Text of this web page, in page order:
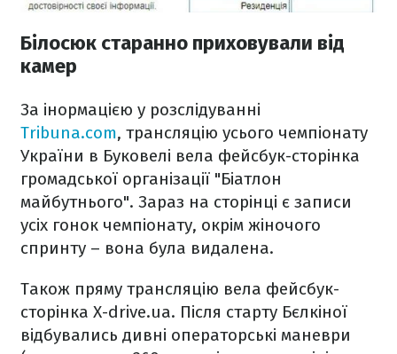
Білосюк старанно приховували від
камер
За інормацією у розслідуванні
Tribuna.com, трансляцію усього чемпіонату
України в Буковелі вела фейсбук-сторінка
громадської організації "Біатлон
майбутнього". Зараз на сторінці є записи
усіх гонок чемпіонату, окрім жіночого
спринту – вона була видалена.
Також пряму трансляцію вела фейсбук-
сторінка X-drive.ua. Після старту Бєлкіної
відбувались дивні операторські маневри